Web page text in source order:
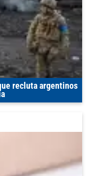
recluta argentinos